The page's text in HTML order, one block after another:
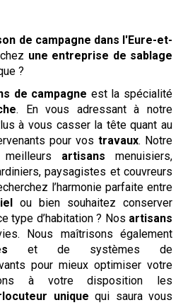
de campagne dans l'Eure-et-
une entreprise de sablage
?
de campagne est la spécialité
. En vous adressant à notre
à vous casser la tête quant au
pour vos travaux. Notre
artisans menuisiers,
paysagistes et couvreurs
l’harmonie parfaite entre
ou bien souhaitez conserver
type d’habitation ? Nos artisans
Nous maîtrisons également
et de systèmes de
pour mieux optimiser votre
à votre disposition les
unique qui saura vous